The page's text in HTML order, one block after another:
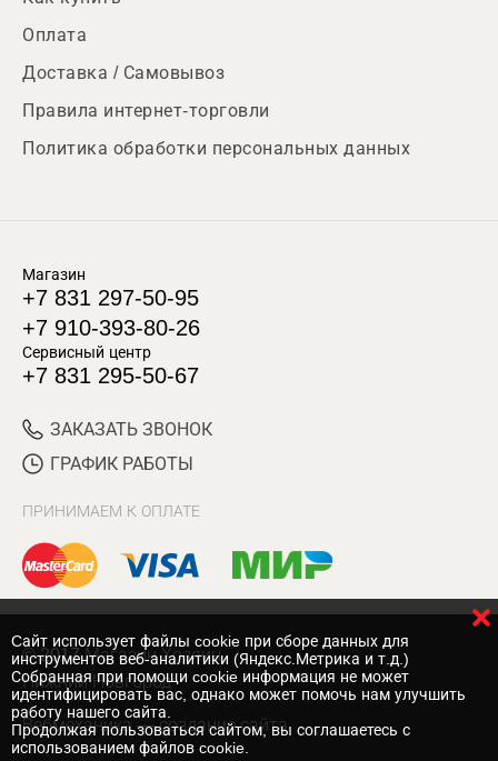
Оплата
Доставка / Самовывоз
Правила интернет-торговли
Политика обработки персональных данных
Магазин
+7 831 297-50-95
+7 910-393-80-26
Сервисный центр
+7 831 295-50-67
ЗАКАЗАТЬ ЗВОНОК
ГРАФИК РАБОТЫ
ПРИНИМАЕМ К ОПЛАТЕ
© 2017 Магазин Хозяин
Нижний Новгород
Вебмеханика — создание сайта
Cайт использует файлы cookie при сборе данных для
инструментов веб-аналитики (Яндекс.Метрика и т.д.)
Собранная при помощи cookie информация не может
идентифицировать вас, однако может помочь нам улучшить
работу нашего сайта.
Продолжая пользоваться сайтом, вы соглашаетесь с
использованием файлов cookie.